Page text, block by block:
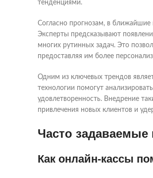
тенденциями.
Согласно прогнозам, в ближайшие
Эксперты предсказывают
многих рутинных задач. Это
предоставляя им более
Одним из ключевых трендов
технологии помогут
удовлетворенность. Внедрение
привлечения новых клиентов и
Часто
Как онлайн-кассы